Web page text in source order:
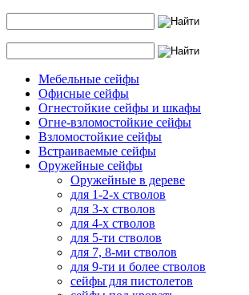
Мебельные сейфы
Офисные сейфы
Огнестойкие сейфы и шкафы
Огне-взломостойкие сейфы
Взломостойкие сейфы
Встраиваемые сейфы
Оружейные сейфы
Оружейные в дереве
для 1-2-х стволов
для 3-х стволов
для 4-х стволов
для 5-ти стволов
для 7, 8-ми стволов
для 9-ти и более стволов
сейфы для пистолетов